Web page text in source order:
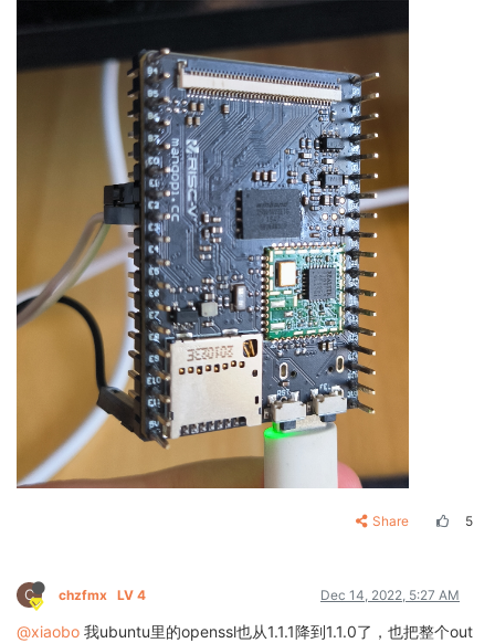
Share 5
C chzfmx LV 4 Dec 14, 2022, 5:27 AM
@xiaobo 我ubuntu里的openssl也从1.1.1降到1.1.0了，也把整个out